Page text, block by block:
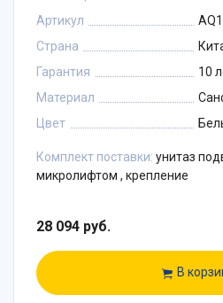
Артикул
Страна
Гарантия
10
Материал
Цвет
Комплект поставки: унитаз
микролифтом , крепление
28 094 руб.
В